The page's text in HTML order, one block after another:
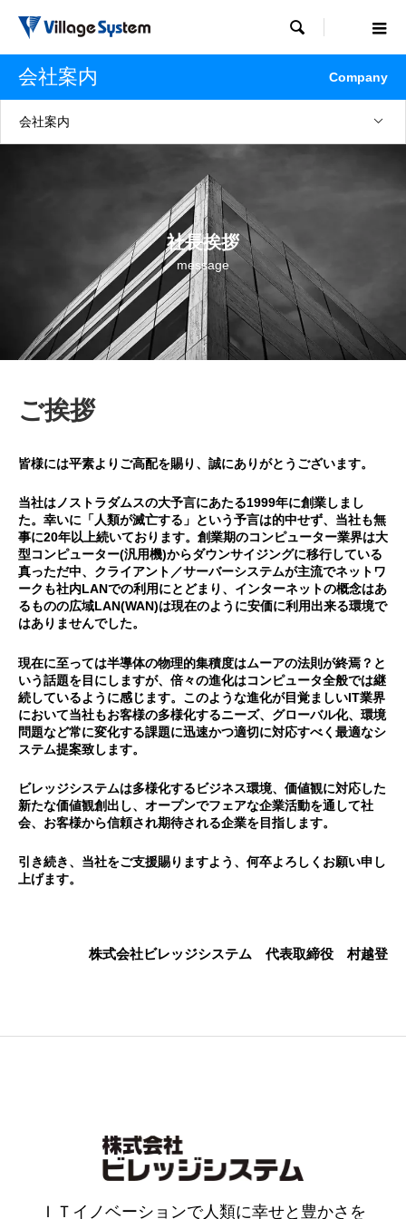

会社案内 Company
会社案内
社長挨拶
message
ご挨拶
皆様には平素よりご高配を賜り、誠にありがとうございます。
当社はノストラダムスの大予言にあたる1999年に創業しまし
た。幸いに「人類が滅亡する」という予言は的中せず、当社も無
事に20年以上続いております。創業期のコンピューター業界は大
型コンピューター(汎用機)からダウンサイジングに移行している
真っただ中、クライアント／サーバーシステムが主流でネットワ
ークも社内LANでの利用にとどまり、インターネットの概念はあ
るものの広域LAN(WAN)は現在のように安価に利用出来る環境で
はありませんでした。
現在に至っては半導体の物理的集積度はムーアの法則が終焉？と
いう話題を目にしますが、倍々の進化はコンピュータ全般では継
続しているように感じます。このような進化が目覚ましいIT業界
において当社もお客様の多様化するニーズ、グローバル化、環境
問題など常に変化する課題に迅速かつ適切に対応すべく最適なシ
ステム提案致します。
ビレッジシステムは多様化するビジネス環境、価値観に対応した
新たな価値観創出し、オープンでフェアな企業活動を通して社
会、お客様から信頼され期待される企業を目指します。
引き続き、当社をご支援賜りますよう、何卒よろしくお願い申し
上げます。
株式会社ビレッジシステム 代表取締役 村越登
ＩＴイノベーションで人類に幸せと豊かさを